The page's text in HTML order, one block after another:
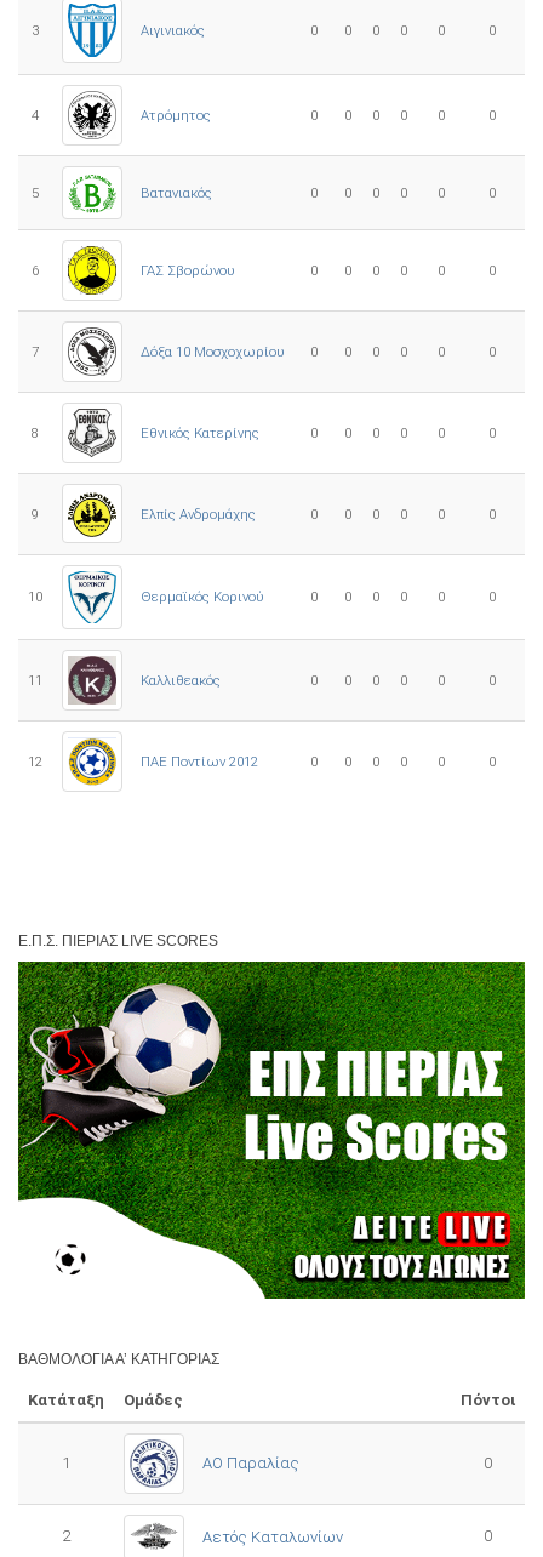
3 Αιγινιακός 0 0 0 0 0 0
4 Ατρόμητος 0 0 0 0 0 0
5 Βατανιακός 0 0 0 0 0 0
6 ΓΑΣ Σβορώνου 0 0 0 0 0 0
7 Δόξα 10 Μοσχοχωρίου 0 0 0 0 0 0
8 Εθνικός Κατερίνης 0 0 0 0 0 0
9 Ελπίς Ανδρομάχης 0 0 0 0 0 0
10 Θερμαϊκός Κορινού 0 0 0 0 0 0
11 Καλλιθεακός 0 0 0 0 0 0
12 ΠΑΕ Ποντίων 2012 0 0 0 0 0 0
Ε.Π.Σ. ΠΙΕΡΊΑΣ LIVE SCORES
ΒΑΘΜΟΛΟΓΊΑ Α’ ΚΑΤΗΓΟΡΊΑΣ
Κατάταξη Ομάδες Πόντοι
1 ΑΟ Παραλίας 0
2 Αετός Καταλωνίων 0